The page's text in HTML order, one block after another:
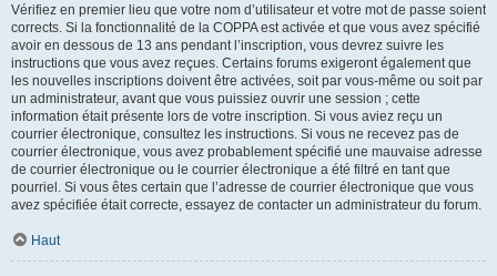
Vérifiez en premier lieu que votre nom d’utilisateur et votre mot de passe soient
corrects. Si la fonctionnalité de la COPPA est activée et que vous avez spécifié
avoir en dessous de 13 ans pendant l’inscription, vous devrez suivre les
instructions que vous avez reçues. Certains forums exigeront également que
les nouvelles inscriptions doivent être activées, soit par vous-même ou soit par
un administrateur, avant que vous puissiez ouvrir une session ; cette
information était présente lors de votre inscription. Si vous aviez reçu un
courrier électronique, consultez les instructions. Si vous ne recevez pas de
courrier électronique, vous avez probablement spécifié une mauvaise adresse
de courrier électronique ou le courrier électronique a été filtré en tant que
pourriel. Si vous êtes certain que l’adresse de courrier électronique que vous
avez spécifiée était correcte, essayez de contacter un administrateur du forum.
Haut